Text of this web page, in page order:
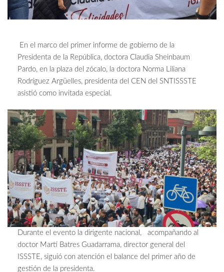
En el marco del primer informe de gobierno de la
Presidenta de la República, doctora Claudia Sheinbaum
Pardo, en la plaza del zócalo, la doctora Norma Liliana
Rodríguez Argüelles, presidenta del CEN del SNTISSSTE
asistió como invitada especial.
Durante el evento la dirigente nacional, acompañando al
doctor Martí Batres Guadarrama, director general del
ISSSTE, siguió con atención el balance del primer año de
gestión de la presidenta.